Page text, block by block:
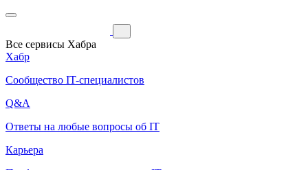
Все сервисы Хабра
Хабр
Сообщество IT-специалистов
Q&A
Ответы на любые вопросы об IT
Карьера